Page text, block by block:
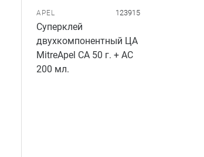
APEL 123915
Суперклей
двухкомпонентный ЦА
MitreApel CA 50 г. + AC
200 мл.